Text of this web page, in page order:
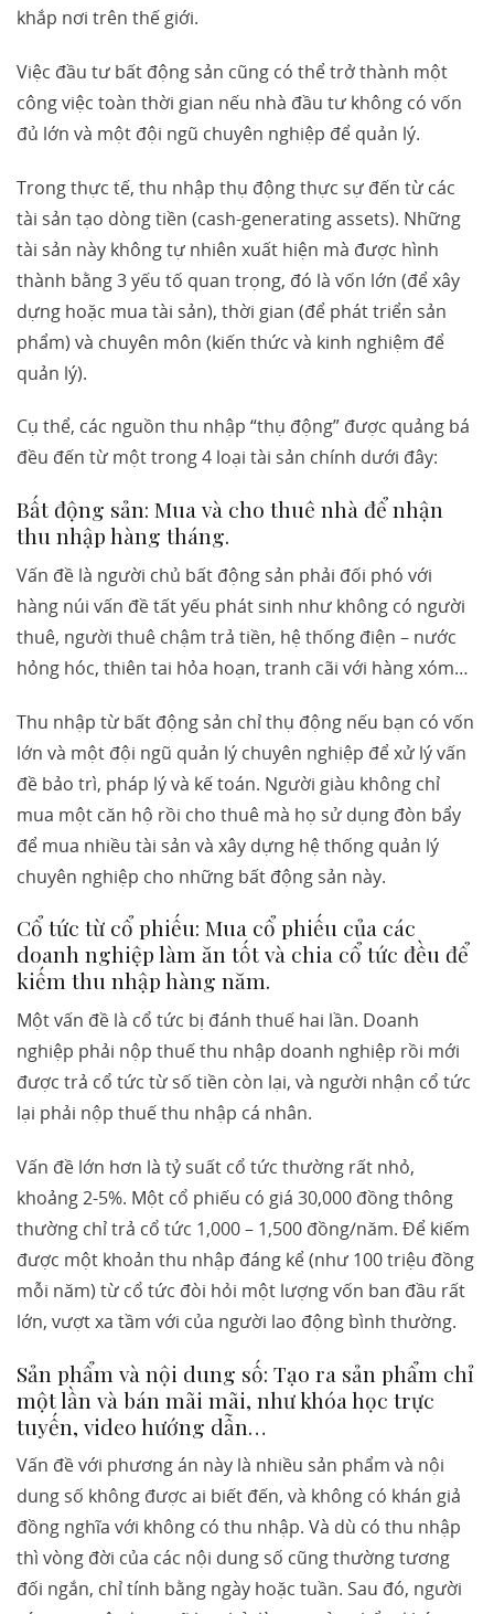
khắp nơi trên thế giới.
Việc đầu tư bất động sản cũng có thể trở thành một
công việc toàn thời gian nếu nhà đầu tư không có vốn
đủ lớn và một đội ngũ chuyên nghiệp để quản lý.
Trong thực tế, thu nhập thụ động thực sự đến từ các
tài sản tạo dòng tiền (cash-generating assets). Những
tài sản này không tự nhiên xuất hiện mà được hình
thành bằng 3 yếu tố quan trọng, đó là vốn lớn (để xây
dựng hoặc mua tài sản), thời gian (để phát triển sản
phẩm) và chuyên môn (kiến thức và kinh nghiệm để
quản lý).
Cụ thể, các nguồn thu nhập “thụ động” được quảng bá
đều đến từ một trong 4 loại tài sản chính dưới đây:
Bất động sản: Mua và cho thuê nhà để nhận
thu nhập hàng tháng.
Vấn đề là người chủ bất động sản phải đối phó với
hàng núi vấn đề tất yếu phát sinh như không có người
thuê, người thuê chậm trả tiền, hệ thống điện – nước
hỏng hóc, thiên tai hỏa hoạn, tranh cãi với hàng xóm…
Thu nhập từ bất động sản chỉ thụ động nếu bạn có vốn
lớn và một đội ngũ quản lý chuyên nghiệp để xử lý vấn
đề bảo trì, pháp lý và kế toán. Người giàu không chỉ
mua một căn hộ rồi cho thuê mà họ sử dụng đòn bẩy
để mua nhiều tài sản và xây dựng hệ thống quản lý
chuyên nghiệp cho những bất động sản này.
Cổ tức từ cổ phiếu: Mua cổ phiếu của các
doanh nghiệp làm ăn tốt và chia cổ tức đều để
kiếm thu nhập hàng năm.
Một vấn đề là cổ tức bị đánh thuế hai lần. Doanh
nghiệp phải nộp thuế thu nhập doanh nghiệp rồi mới
được trả cổ tức từ số tiền còn lại, và người nhận cổ tức
lại phải nộp thuế thu nhập cá nhân.
Vấn đề lớn hơn là tỷ suất cổ tức thường rất nhỏ,
khoảng 2-5%. Một cổ phiếu có giá 30,000 đồng thông
thường chỉ trả cổ tức 1,000 – 1,500 đồng/năm. Để kiếm
được một khoản thu nhập đáng kể (như 100 triệu đồng
mỗi năm) từ cổ tức đòi hỏi một lượng vốn ban đầu rất
lớn, vượt xa tầm với của người lao động bình thường.
Sản phẩm và nội dung số: Tạo ra sản phẩm chỉ
một lần và bán mãi mãi, như khóa học trực
tuyến, video hướng dẫn…
Vấn đề với phương án này là nhiều sản phẩm và nội
dung số không được ai biết đến, và không có khán giả
đồng nghĩa với không có thu nhập. Và dù có thu nhập
thì vòng đời của các nội dung số cũng thường tương
đối ngắn, chỉ tính bằng ngày hoặc tuần. Sau đó, người